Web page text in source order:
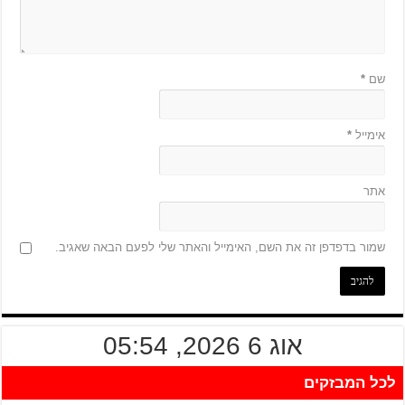
שם*
אימייל*
אתר
שמור בדפדפן זה את השם, האימייל והאתר שלי לפעם הבאה שאגיב.
אוג 6 2026, 05:54
לכל המבזקים